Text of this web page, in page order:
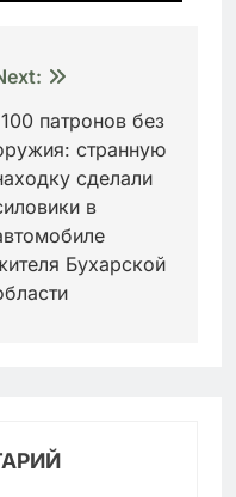
патронов без
странную
сделали
в
Бухарской